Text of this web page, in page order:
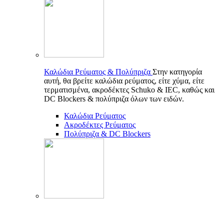
Καλώδια Ρεύματος & Πολύπριζα Στην κατηγορία
αυτή, θα βρείτε καλώδια ρεύματος, είτε χύμα, είτε
τερματισμένα, ακροδέκτες Schuko & IEC, καθώς και
DC Blockers & πολύπριζα όλων των ειδών.
Καλώδια Ρεύματος
Ακροδέκτες Ρεύματος
Πολύπριζα & DC Blockers